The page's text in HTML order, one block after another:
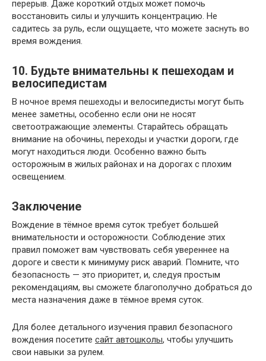
перерыв. Даже короткий отдых может помочь
восстановить силы и улучшить концентрацию. Не
садитесь за руль, если ощущаете, что можете заснуть во
время вождения.
10. Будьте внимательны к пешеходам и
велосипедистам
В ночное время пешеходы и велосипедисты могут быть
менее заметны, особенно если они не носят
светоотражающие элементы. Старайтесь обращать
внимание на обочины, переходы и участки дороги, где
могут находиться люди. Особенно важно быть
осторожным в жилых районах и на дорогах с плохим
освещением.
Заключение
Вождение в тёмное время суток требует большей
внимательности и осторожности. Соблюдение этих
правил поможет вам чувствовать себя увереннее на
дороге и свести к минимуму риск аварий. Помните, что
безопасность — это приоритет, и, следуя простым
рекомендациям, вы сможете благополучно добраться до
места назначения даже в тёмное время суток.
Для более детального изучения правил безопасного
вождения посетите сайт автошколы, чтобы улучшить
свои навыки за рулем.